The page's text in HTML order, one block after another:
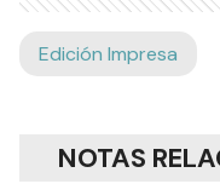
Edición Impresa
NOTAS